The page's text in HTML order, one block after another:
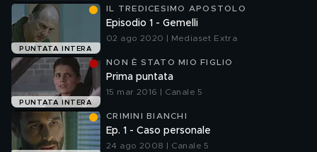
PUNTATA INTERA
IL TREDICESIMO APOSTOLO
Episodio 1 - Gemelli
02 ago 2020 | Mediaset Extra
PUNTATA INTERA
NON È STATO MIO FIGLIO
Prima puntata
15 mar 2016 | Canale 5
CRIMINI BIANCHI
Ep. 1 - Caso personale
24 ago 2008 | Canale 5